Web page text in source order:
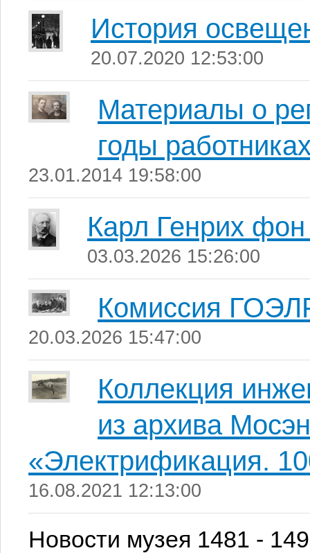
История
20.07.2020 12:53:00
Материалы о
годы
23.01.2014 19:58:00
Карл Генрих
03.03.2026 15:26:00
Комиссия
20.03.2026 15:47:00
Коллекция
из архива
«Электрификация.
16.08.2021 12:13:00
Новости музея 1481 -